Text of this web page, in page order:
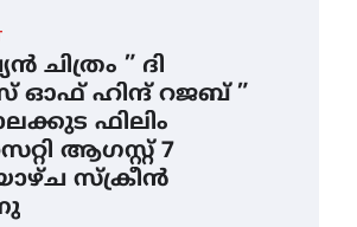
ചിത്രം ” ദി
ഓഫ് ഹിന്ദ് റജബ് ”
ഫിലിം
ആഗസ്റ്റ് 7
സ്‌ക്രീൻ
4.4 മില്ലി മീറ്റർ മഴ ലഭിച്ചു
August 6, 2026
ഐ.ഐ.ടി മദ്രാസ്സിൽ നിന്നും
ഡോക്ടറേറ്റ് – ഇരിങ്ങാലക്കുട
സ്വദേശി ആതിര എം കെ
യുടെ നേട്ടം പ്രതിസന്ധികളോട്
പൊരുതി